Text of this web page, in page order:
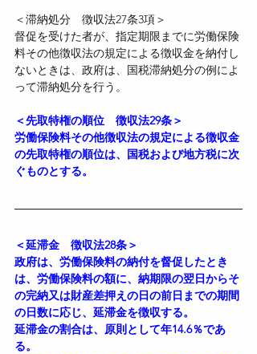
＜滞納処分　徴収法27条3項＞
督促を受けた者が、指定期限までに労働保険
料その他徴収法の規定による徴収金を納付し
ないときは、政府は、国税滞納処分の例によ
って滞納処分を行う。
＜先取特権の順位　徴収法29条＞
労働保険料その他徴収法の規定による徴収金
の先取特権の順位は、国税および地方税に次
ぐものとする。
＜延滞金　徴収法28条＞
政府は、労働保険料の納付を督促したとき
は、労働保険料の額に、納期限の翌日からそ
の完納又は財産差押えの日の前日までの期間
の日数に応じ、延滞金を徴収する。
延滞金の割合は、原則として年14.6％であ
る。